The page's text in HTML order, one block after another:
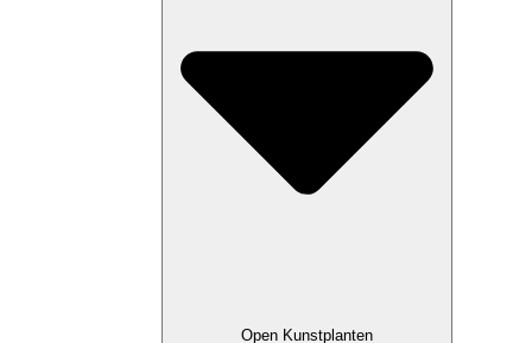
Open Kunstplanten